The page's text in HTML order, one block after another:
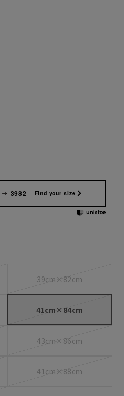
3982 Find your size
39cm×82cm
41cm×84cm
43cm×86cm
41cm×88cm